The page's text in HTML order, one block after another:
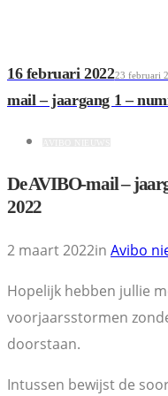
16 februari 202223 februari
mail – jaargang 1 –
De AVIBO-mail –
2022
2 maart 2022in Avibo
Hopelijk hebben jullie
voorjaarsstormen
doorstaan.
Intussen bewijst de